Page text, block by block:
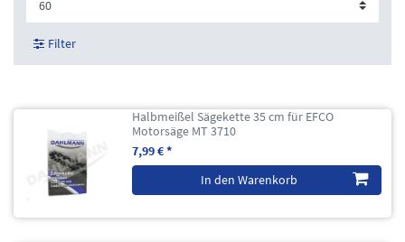
Filter
Halbmeißel Sägekette 35 cm für EFCO
Motorsäge MT 3710
7,99 € *
In den Warenkorb